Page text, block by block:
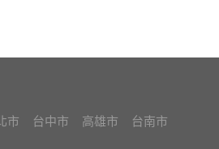
市 台中市 高雄市
台南市